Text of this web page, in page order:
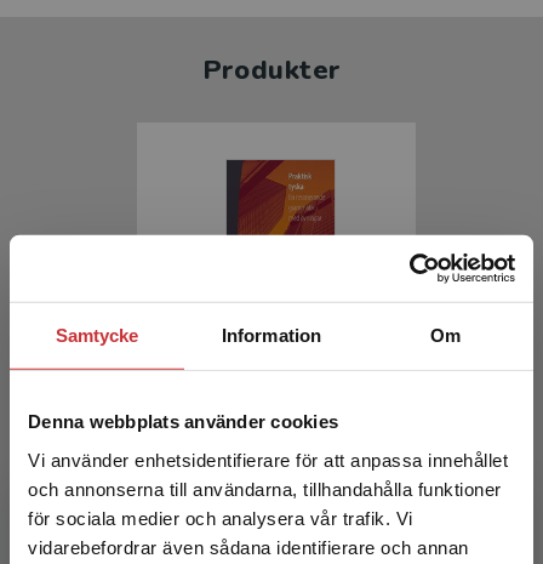
Samtycke Information Om
Denna webbplats använder cookies
Vi använder enhetsidentifierare för att anpassa innehållet
och annonserna till användarna, tillhandahålla funktioner
för sociala medier och analysera vår trafik. Vi
vidarebefordrar även sådana identifierare och annan
Begränsad fraktregion
Produkter
Praktisk tyska
Nystrand, M - Rossenbeck, K
376 krinkl. moms
Exkl. moms: 355 kr